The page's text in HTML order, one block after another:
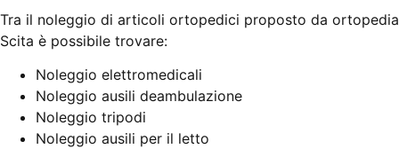
Tra il noleggio di articoli ortopedici proposto da ortopedia
Scita è possibile trovare:
Noleggio elettromedicali
Noleggio ausili deambulazione
Noleggio tripodi
Noleggio ausili per il letto